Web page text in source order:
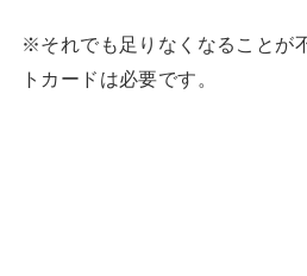
※それでも足りなくなることが
トカードは必要です。